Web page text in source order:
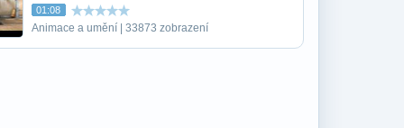
01:08
Animace a umění | 33873 zobrazení